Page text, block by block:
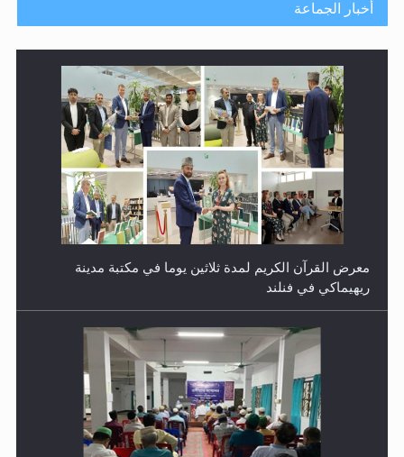
أخبار الجماعة
ندوة حول نظام الوصية في الجماعة الأحمدية في شيتاغونغ –
بنغلاديش